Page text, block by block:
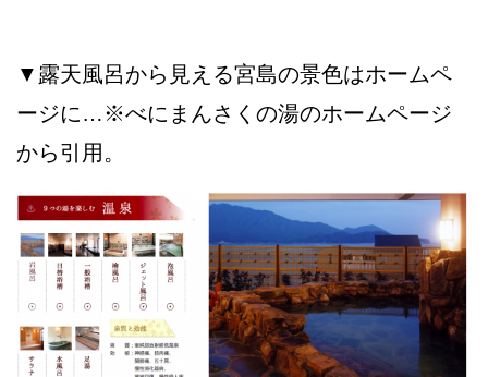
▼露天風呂から見える宮島の景色はホームペ
ージに…※べにまんさくの湯のホームページ
から引用。